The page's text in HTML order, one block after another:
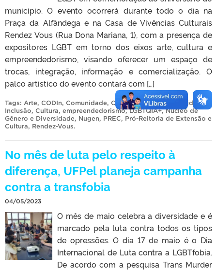
município. O evento ocorrerá durante todo o dia na
Praça da Alfândega e na Casa de Vivências Culturais
Rendez Vous (Rua Dona Mariana, 1), com a presença de
expositores LGBT em torno dos eixos arte, cultura e
empreendedorismo, visando oferecer um espaço de
trocas, integração, informação e comercialização. O
palco artístico do evento contará com […]
Tags: Arte, CODIn, Comunidade, Coordenação de Diversidade e
Inclusão, Cultura, empreendedorismo,LGBTQIA+,Núcleo de
Gênero e Diversidade, Nugen, PREC, Pró-Reitoria de Extensão e
Cultura, Rendez-Vous.
No mês de luta pelo respeito à
diferença, UFPel planeja campanha
contra a transfobia
04/05/2023
O mês de maio celebra a diversidade e é
marcado pela luta contra todos os tipos
de opressões. O dia 17 de maio é o Dia
Internacional de Luta contra a LGBTfobia.
De acordo com a pesquisa Trans Murder